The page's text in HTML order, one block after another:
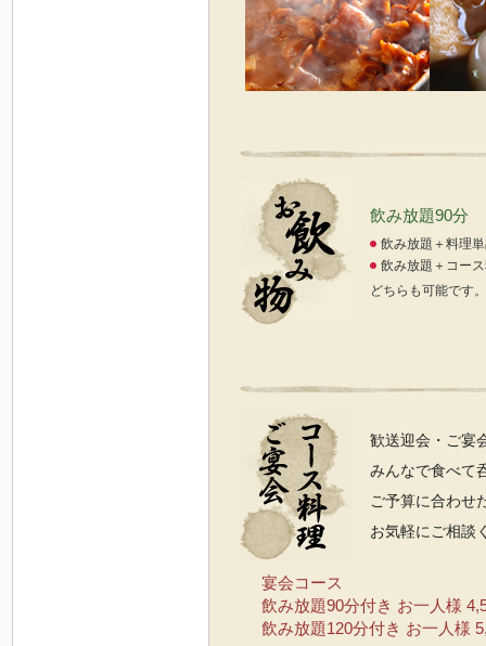
飲み放題90分
飲み放題＋料理
飲み放題＋コー
どちらも可能です。
歓送迎会・ご宴
みんなで食べて
ご予算に合わせ
お気軽にご相談
宴会コース
飲み放題90分付き お一人様
飲み放題120分付き お一人様